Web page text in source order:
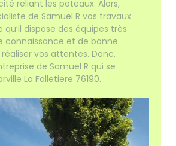
reliant les poteaux. Alors,
de Samuel R vos travaux
qu’il dispose des équipes très
connaissance et de bonne
vos attentes. Donc,
de Samuel R qui se
La Folletiere 76190.